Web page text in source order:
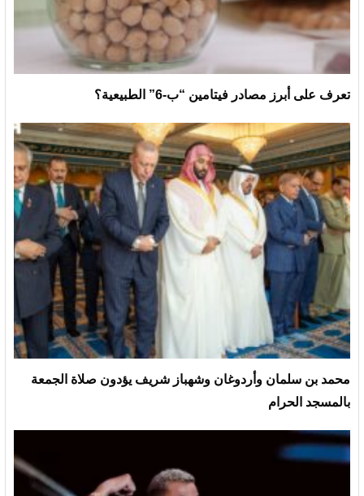
تعرف على أبرز مصادر فيتامين “ب-6” الطبيعية؟
محمد بن سلمان وأردوغان وشهباز شريف يؤدون صلاة الجمعة
بالمسجد الحرام